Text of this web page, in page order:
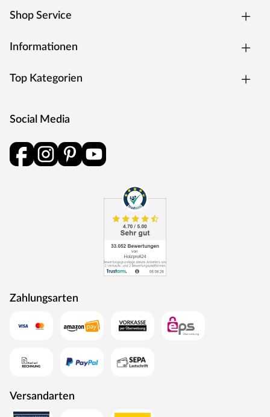
Shop Service
Informationen
Top Kategorien
Social Media
Zahlungsarten
Versandarten